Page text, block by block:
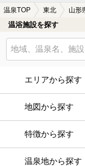
温泉TOP 東北 山形
温浴施設を探す
エリアから探す
地図から探す
特徴から探す
温泉地から探す